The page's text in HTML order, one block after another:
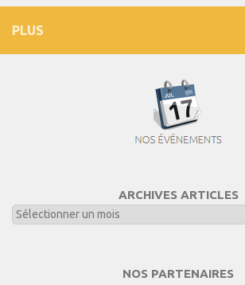
PLUS
ARCHIVES ARTICLES
NOS PARTENAIRES